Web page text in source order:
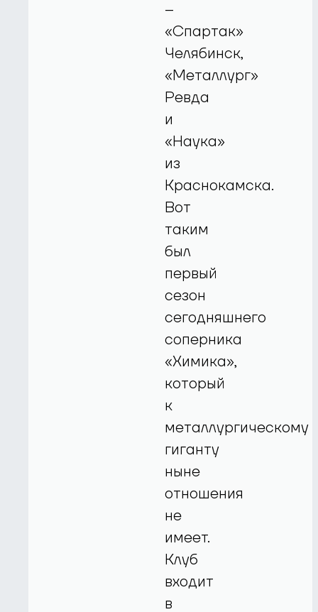
–
«Спартак»
Челябинск,
«Металлург»
Ревда
и
«Наука»
из
Краснокамска.
Вот
таким
был
первый
сезон
сегодняшнего
соперника
«Химика»,
который
к
металлургическому
гиганту
ныне
отношения
не
имеет.
Клуб
входит
в